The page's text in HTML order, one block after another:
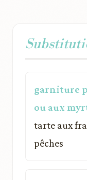
garniture
ou aux
tarte aux
pêches